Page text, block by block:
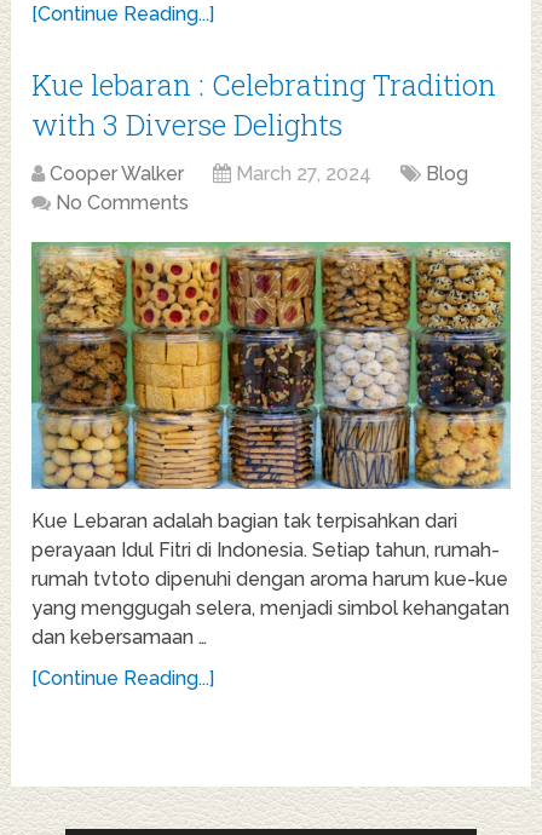
[Continue Reading...]
Kue lebaran : Celebrating Tradition
with 3 Diverse Delights
Cooper Walker March 27, 2024
Blog
No Comments
Kue Lebaran adalah bagian tak terpisahkan dari
perayaan Idul Fitri di Indonesia. Setiap tahun, rumah-
rumah tvtoto dipenuhi dengan aroma harum kue-kue
yang menggugah selera, menjadi simbol kehangatan
dan kebersamaan …
[Continue Reading...]